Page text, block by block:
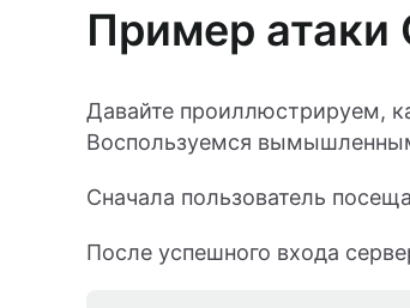
Пример атаки
Давайте проиллюстрируем,
Воспользуемся
Сначала пользователь
После успешного входа